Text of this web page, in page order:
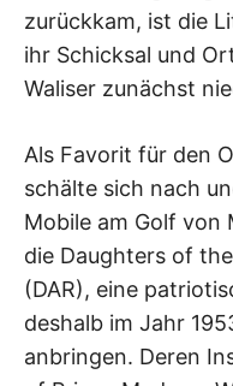
zurückkam, ist die
ihr Schicksal und
Waliser zunächst
Als Favorit für den
schälte sich nach
Mobile am Golf von
die Daughters of
(DAR), eine
deshalb im Jahr
anbringen. Deren